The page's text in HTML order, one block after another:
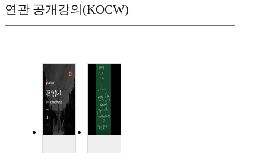
연관 공개강의(KOCW)